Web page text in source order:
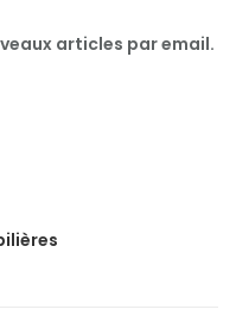
articles par email.